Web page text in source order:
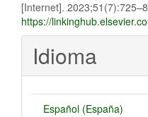
[Internet].
https://
Idioma
Español (España)